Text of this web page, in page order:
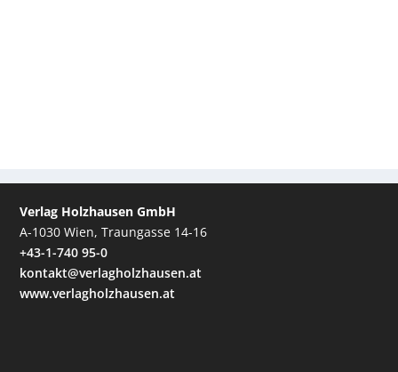
Verlag Holzhausen GmbH
A-1030 Wien, Traungasse 14-16
+43-1-740 95-0
kontakt@verlagholzhausen.at
www.verlagholzhausen.at